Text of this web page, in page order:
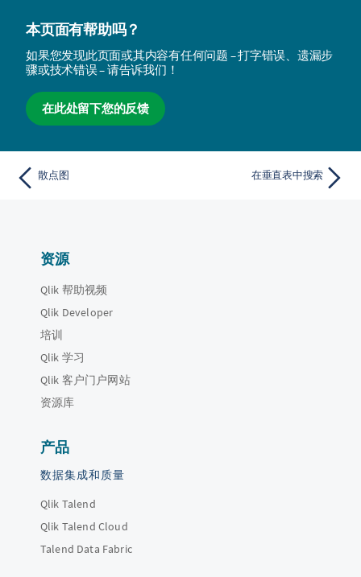
本页面有帮助吗？
如果您发现此页面或其内容有任何问题 – 打字错误、遗漏步
骤或技术错误 – 请告诉我们！
在此处留下您的反馈
散点图 在垂直表中搜索
资源
Qlik 帮助视频
Qlik Developer
培训
Qlik 学习
Qlik 客户门户网站
资源库
产品
数据集成和质量
Qlik Talend
Qlik Talend Cloud
Talend Data Fabric